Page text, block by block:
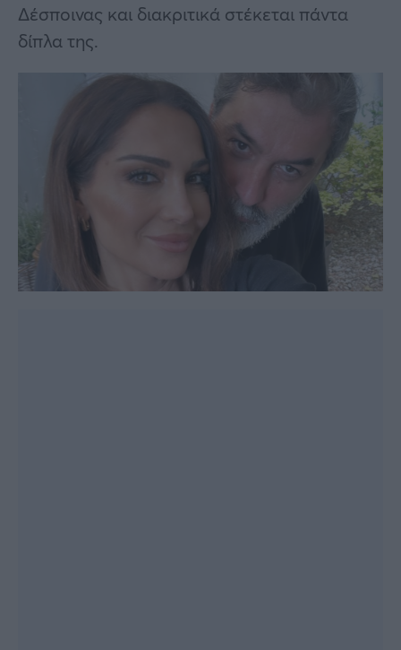
Δέσποινας και διακριτικά στέκεται πάντα
δίπλα της.